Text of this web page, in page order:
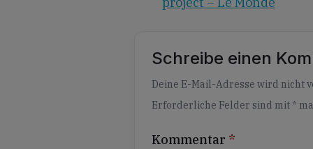
Schreibe einen
Deine E-Mail-Adresse wird nicht
Erforderliche Felder sind mit *
Kommentar *
Alternative: